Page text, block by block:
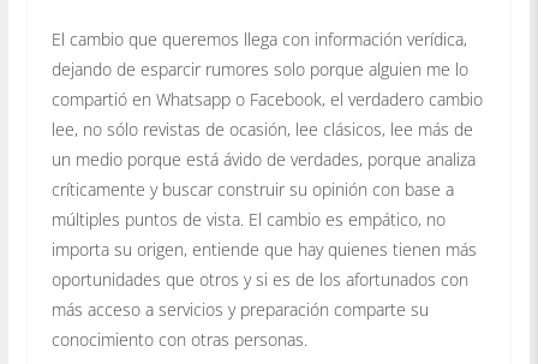
El cambio que queremos llega con información verídica,
dejando de esparcir rumores solo porque alguien me lo
compartió en Whatsapp o Facebook, el verdadero cambio
lee, no sólo revistas de ocasión, lee clásicos, lee más de
un medio porque está ávido de verdades, porque analiza
críticamente y buscar construir su opinión con base a
múltiples puntos de vista. El cambio es empático, no
importa su origen, entiende que hay quienes tienen más
oportunidades que otros y si es de los afortunados con
más acceso a servicios y preparación comparte su
conocimiento con otras personas.